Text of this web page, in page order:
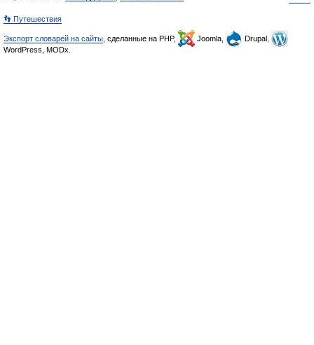
👣 Путешествия
Экспорт словарей на сайты , сделанные на PHP, Joomla,
Drupal,
WordPress, MODx.